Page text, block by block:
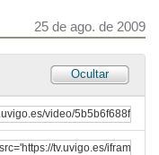
25 de ago. de 2009
Ocultar
21 de ago. de 2009
Cuarta etapa. Sábado, 22 de agosto. Navarrete - Belorado
Quinta etapa. Domingo, 23 de agosto. Belorado - Burgos